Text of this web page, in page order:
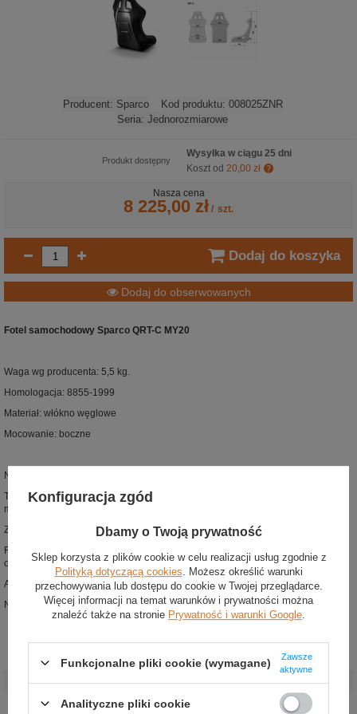
Producent: Sparco Kod produktu: 008025ZNR
Seria: Jednorozmiarowe
Produkt dostępny
Wysyłka w ciągu 25 dni
Koszt od 20,00 zł
Nasza cena
8 225,00 zł / szt.
Dodaj do koszyka
Dodaj do obserwowanych
Fotel samochodowy Sparco QRT-C MY20
Waga wg producenta: 5,5 kg.
Homologacja: 8855-1999
Materiał: włókno węglowe
Mocowanie: boczne
Nowa wersja fotela QRT-C, zaprojektowana w technologii QRT
Technologia ta, opracowana przez Sparco, pozwala na znaczną redukcję
masy fotela, przy zachowaniu wytrzymałości
Zgodny z homologacją FIA 8855-1999
Fotel zaprojektowany z wykorzystaniem najbardziej zaawansowanego
oprogramowania CAD
Antypoślizgowe wstawki redukują ruch ciała wewnątrz fotela
Nowa poduszka podudzia zapewnia dodatkowe podparcie.
Stan:
Nowy
Kategoria:
Fotele
Akcesoria
Fotele samochodowe
Konfiguracja zgód
Dbamy o Twoją prywatność
Sklep korzysta z plików cookie w celu realizacji usług zgodnie z
Polityką dotyczącą cookies . Możesz określić warunki
przechowywania lub dostępu do cookie w Twojej przeglądarce.
Więcej informacji na temat warunków i prywatności można
znaleźć także na stronie Prywatność i warunki Google
Funkcjonalne pliki cookie (wymagane)
Zawsze
aktywne
Analityczne pliki cookie